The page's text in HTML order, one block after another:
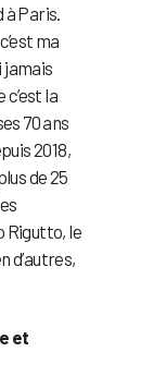
Paris.
ma
jamais
la
70 ans
2018,
de 25
Rigutto, le
d’autres,
et